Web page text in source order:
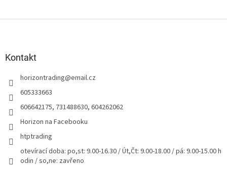
Kontakt
horizontrading@email.cz
605333663
606642175, 731488630, 604262062
Horizon na Facebooku
htptrading
otevírací doba: po,st: 9.00-16.30 / Út,Čt: 9.00-18.00 / pá: 9.00-15.00 h
odin / so,ne: zavřeno